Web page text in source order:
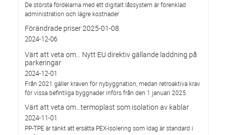
De största fördelarna med ett digitalt låssystem är förenklad
administration och lägre kostnader
Förändrade priser 2025-01-08
2024-12-06
Värt att veta om… Nytt EU direktiv gällande laddning på
parkeringar
2024-12-01
Från 2021 gäller kraven för nybyggnation, medan retroaktiva krav
för vissa befintliga byggnader införs från den 1 januari 2025.
Värt att veta om…termoplast som isolation av kablar
2024-11-01
PP-TPE är tänkt att ersätta PEX-isolering som idag är standard i